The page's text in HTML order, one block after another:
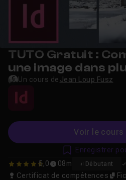
TUTO Gratuit :
une image dans
Un cours de Jean Loup Fusz
Voir le cours
4.9518072289157
5,0 08m Débutant
Certificat de compétences
Enregistrer